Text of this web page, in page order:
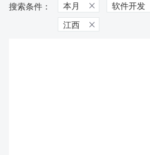
本月  软件开发
江西 